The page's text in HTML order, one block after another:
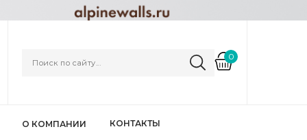
0
О КОМПАНИИ КОНТАКТЫ